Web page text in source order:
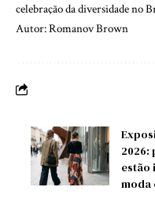
celebração da diversidade no
Autor: Romanov Brown
2026:
estão
moda